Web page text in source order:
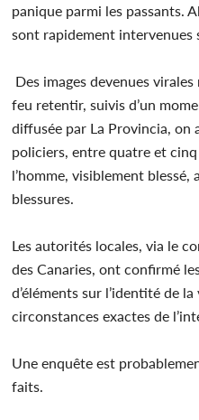
panique parmi les passants.
sont rapidement intervenues
Des images devenues
feu retentir, suivis d’un
diffusée par La Provincia, on
policiers, entre quatre et cinq
l’homme, visiblement blessé,
blessures.
Les autorités locales, via le
des Canaries, ont confirmé
d’éléments sur l’identité de
circonstances exactes de
Une enquête est
faits.